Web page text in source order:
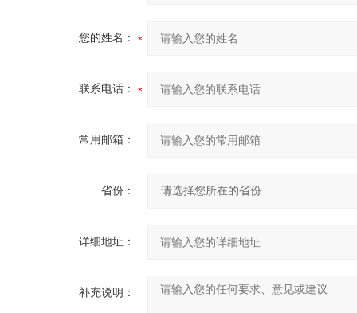
您的姓名：
联系电话：
常用邮箱：
省份：
详细地址：
补充说明：